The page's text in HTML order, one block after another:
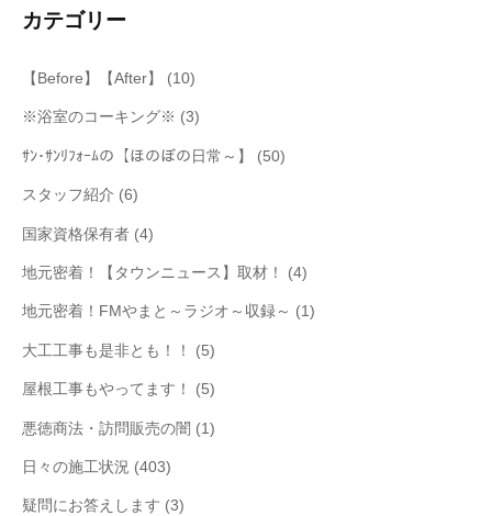
カテゴリー
【Before】【After】 (10)
※浴室のコーキング※ (3)
ｻﾝ･ｻﾝﾘﾌｫｰﾑの【ほのぼの日常～】 (50)
スタッフ紹介 (6)
国家資格保有者 (4)
地元密着！【タウンニュース】取材！ (4)
地元密着！FMやまと～ラジオ～収録～ (1)
大工工事も是非とも！！ (5)
屋根工事もやってます！ (5)
悪徳商法・訪問販売の闇 (1)
日々の施工状況 (403)
疑問にお答えします (3)